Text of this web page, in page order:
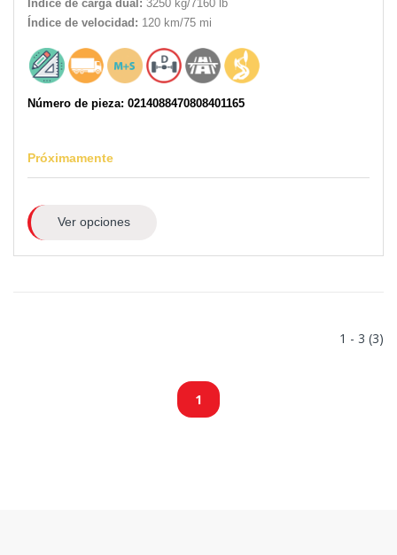
Índice de carga dual: 3250 kg/7160 lb
Índice de velocidad: 120 km/75 mi
Número de pieza: 0214088470808401165
Próximamente
Ver opciones
1 - 3 (3)
1